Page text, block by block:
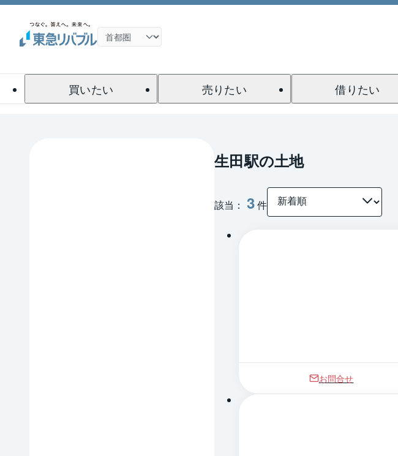
買いたい 売りたい 借りたい
生田駅の土地
該当： 3件
1 / 0
お問合せ